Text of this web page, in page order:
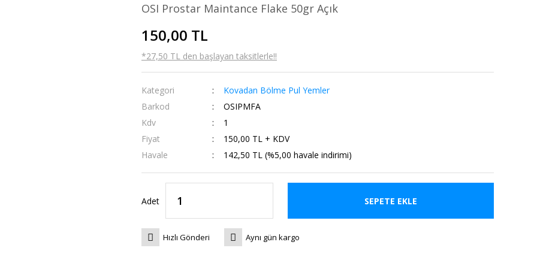
OSI Prostar Maintance Flake 50gr Açık
150,00 TL
*27,50 TL den başlayan taksitlerle!!
Kategori
Kovadan Bölme Pul Yemler
Barkod
OSIPMFA
Kdv
1
Fiyat
150,00 TL + KDV
Havale
142,50 TL (%5,00 havale indirimi)
Adet SEPETE EKLE
Hızlı Gönderi Aynı gün kargo